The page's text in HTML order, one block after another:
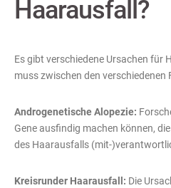
Haarausfall?
Es gibt verschiedene Ursachen für
muss zwischen den
Androgenetische Alopezie:
Gene ausfindig machen können,
des Haarausfalls (mit-
Kreisrunder Haarausfall: Die